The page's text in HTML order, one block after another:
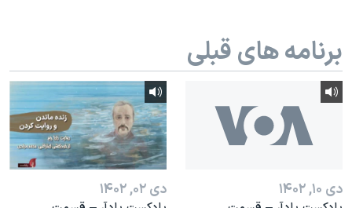
برنامه های قبلی
دی ۱۰, ۱۴۰۲ دی ۰۲, ۱۴۰۲